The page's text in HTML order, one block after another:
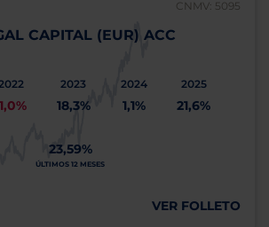
CNMV: 5095
CAPITAL (EUR) ACC
2023
18,3%
2024
1,1%
2025
21,6%
23,59%
ÚLTIMOS 12 MESES
VER FOLLETO